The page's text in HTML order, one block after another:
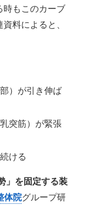
時もこのカーブ
料によると、
）が引き伸ば
突筋）が緊張
ける
」を固定する装
体院グループ研